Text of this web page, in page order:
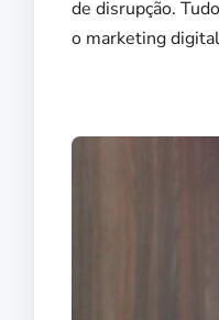
de disrupção.
o marketing